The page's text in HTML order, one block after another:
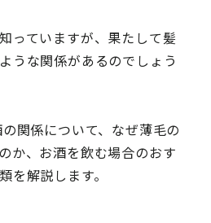
っていますが、果たして髪
うな関係があるのでしょう
関係について、なぜ薄毛の
か、お酒を飲む場合のおす
を解説します。